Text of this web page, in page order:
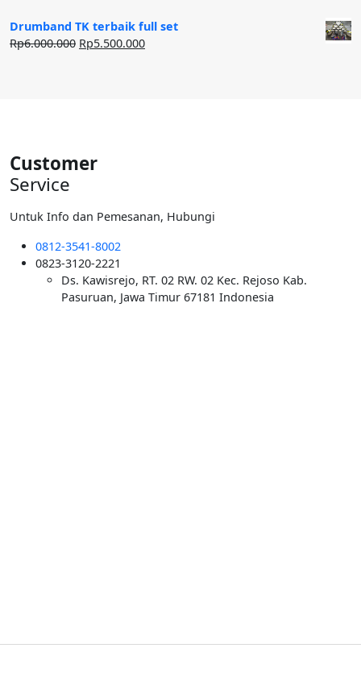
adalah:
Rp50.000.000.
ini
Drumband TK terbaik full set
Rp6.000.000 Harga
Rp5.500.000Harga
Customer
Service
Untuk Info dan Pemesanan, Hubungi
0812-3541-8002
0823-3120-2221
Ds. Kawisrejo, RT. 02 RW. 02 Kec. Rejoso Kab.
Pasuruan, Jawa Timur 67181 Indonesia